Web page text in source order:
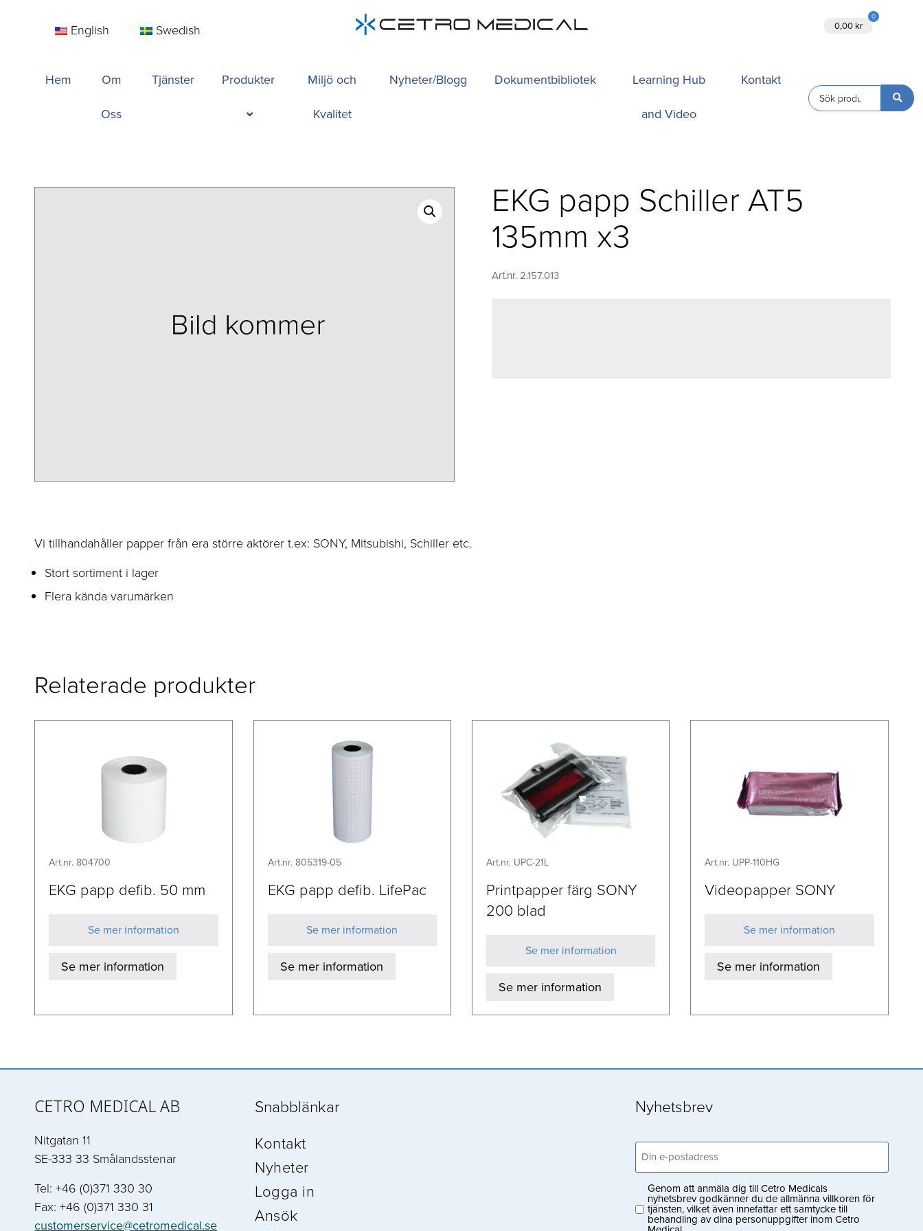
English Swedish 0,00 kr
0
Hem
Om
Oss
Tjänster Produkter
Miljö och
Kvalitet
Nyheter/Blogg Dokumentbibliotek
Learning Hub
and Video
Kontakt
EKG papp Schiller AT5
135mm x3
Art.nr. 2.157.013
Vi tillhandahåller papper från era större aktörer t.ex: SONY, Mitsubishi, Schiller etc.
Stort sortiment i lager
Flera kända varumärken
Relaterade produkter
Art.nr. 804700
EKG papp defib. 50 mm
Se mer information
Se mer information
Art.nr. 805319-05
EKG papp defib. LifePac
Se mer information
Se mer information
Art.nr. UPC-21L
Printpapper färg SONY
200 blad
Se mer information
Se mer information
Art.nr. UPP-110HG
Videopapper SONY
Se mer information
Se mer information
CETRO MEDICAL AB
Nitgatan 11
SE-333 33 Smålandsstenar
Tel: +46 (0)371 330 30
Fax: +46 (0)371 330 31
customerservice@cetromedical.se
Snabblänkar
Kontakt
Nyheter
Logga in
Ansök
Nyhetsbrev
Email
(Obligatoriskt)
Privacy
(Obligatoriskt)
Genom att anmäla dig till Cetro Medicals
nyhetsbrev godkänner du de allmänna villkoren för
tjänsten, vilket även innefattar ett samtycke till
behandling av dina personuppgifter inom Cetro